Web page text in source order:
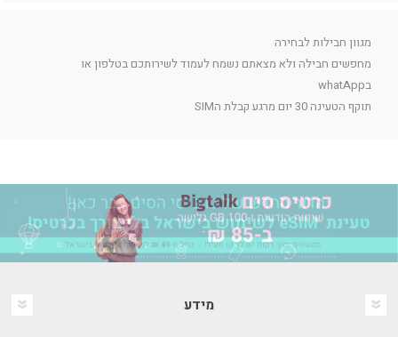
מגוון חבילות לבחירה
מחפשים חבילה ולא מצאתם נשמח לעמוד לשירותכם בטלפון או
בwhatApp
תוקף הטעינה 30 יום מרגע קבלת הSIM
מידע